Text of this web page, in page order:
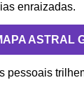
enraizadas.
ASTRAL
pessoais